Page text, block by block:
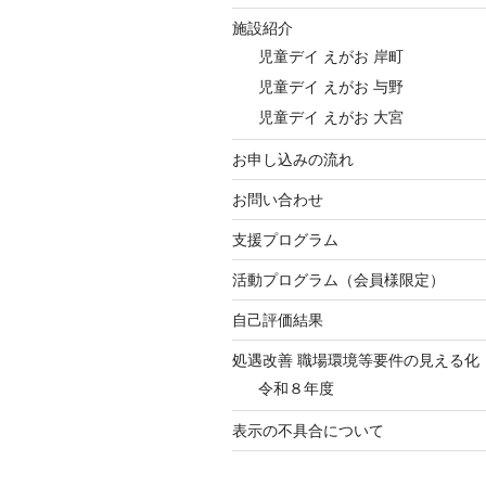
施設紹介
児童デイ えがお 岸町
児童デイ えがお 与野
児童デイ えがお 大宮
お申し込みの流れ
お問い合わせ
支援プログラム
活動プログラム（会員様限定）
自己評価結果
処遇改善 職場環境等要件の見える化
令和８年度
表示の不具合について